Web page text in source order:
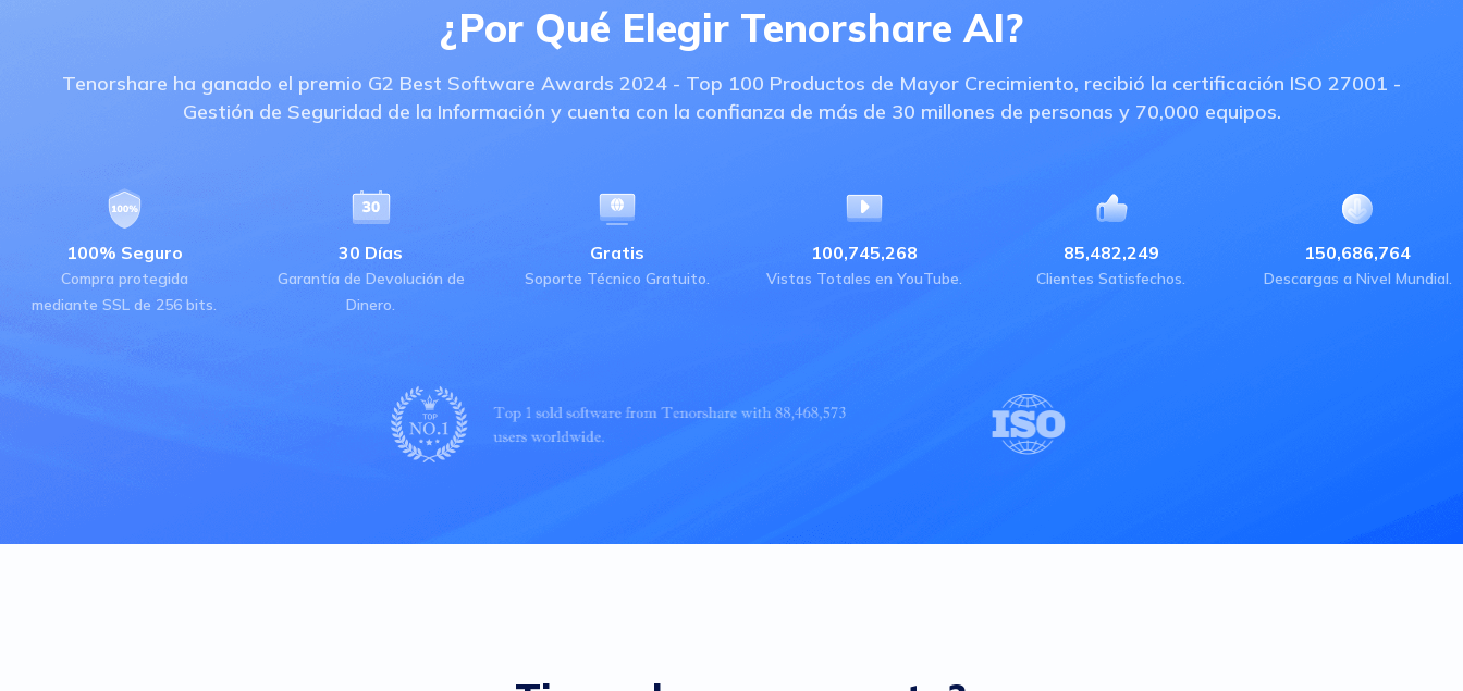
¿Por Qué Elegir Tenorshare AI?
Tenorshare ha ganado el premio G2 Best Software Awards 2024 - Top 100 Productos de Mayor Crecimiento, recibió la certificación ISO 27001 -
Gestión de Seguridad de la Información y cuenta con la confianza de más de 30 millones de personas y 70,000 equipos.
100% Seguro
Compra protegida
mediante SSL de 256 bits.
30 Días
Garantía de Devolución de
Dinero.
Gratis
Soporte Técnico Gratuito.
100,745,268
Vistas Totales en YouTube.
85,482,249
Clientes Satisfechos.
150,686,764
Descargas a Nivel Mundial.